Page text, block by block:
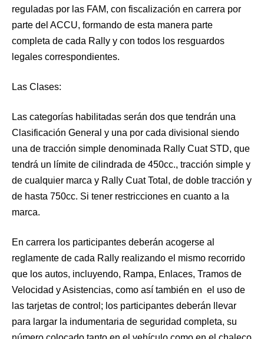
reguladas por las FAM, con fiscalización en carrera por
parte del ACCU, formando de esta manera parte
completa de cada Rally y con todos los resguardos
legales correspondientes.
Las Clases:
Las categorías habilitadas serán dos que tendrán una
Clasificación General y una por cada divisional siendo
una de tracción simple denominada Rally Cuat STD, que
tendrá un límite de cilindrada de 450cc., tracción simple y
de cualquier marca y Rally Cuat Total, de doble tracción y
de hasta 750cc. Si tener restricciones en cuanto a la
marca.
En carrera los participantes deberán acogerse al
reglamente de cada Rally realizando el mismo recorrido
que los autos, incluyendo, Rampa, Enlaces, Tramos de
Velocidad y Asistencias, como así también en el uso de
las tarjetas de control; los participantes deberán llevar
para largar la indumentaria de seguridad completa, su